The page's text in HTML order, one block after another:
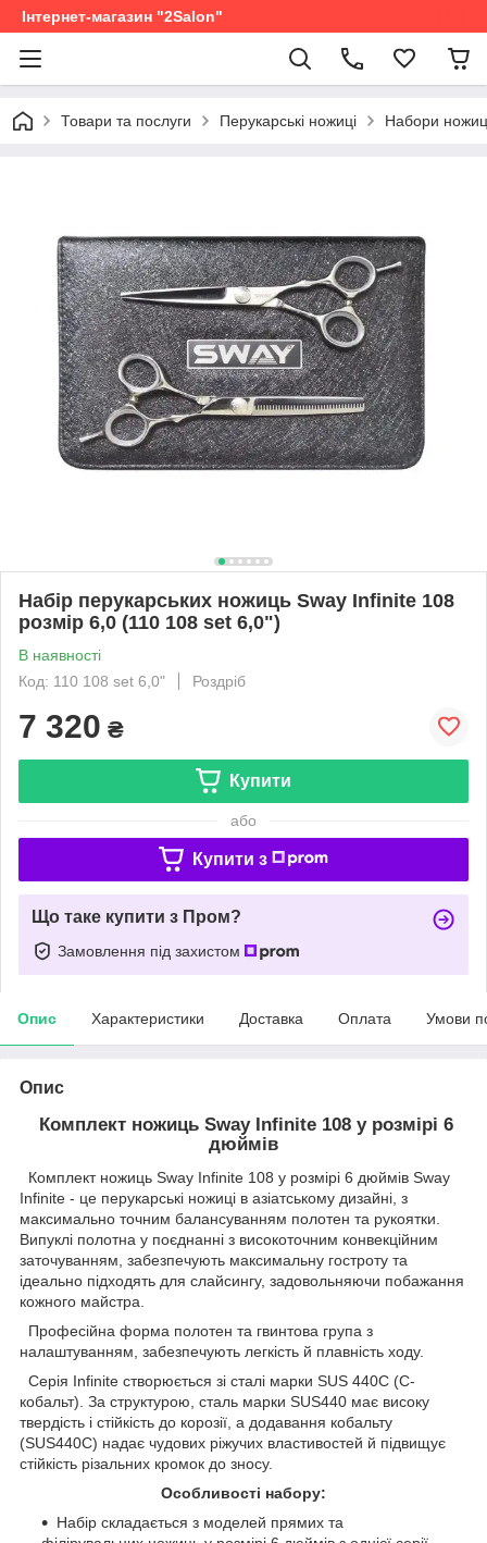
Інтернет-магазин "2Salon"
Товари та послуги Перукарські ножиці Набори
Набір перукарських ножиць Sway Infinite 108
розмір 6,0 (110 108 set 6,0")
В наявності
Код: 110 108 set 6,0"
Роздріб
7 320 ₴
Купити
або
Купити з
Що таке купити з Пром?
Замовлення під захистом
Опис Характеристики Доставка Оплата Умови
Опис
Комплект ножиць Sway Infinite 108 у розмірі 6
дюймів
Комплект ножиць Sway Infinite 108 у розмірі 6 дюймів Sway
Infinite - це перукарські ножиці в азіатському дизайні, з
максимально точним балансуванням полотен та рукоятки.
Випуклі полотна у поєднанні з високоточним конвекційним
заточуванням, забезпечують максимальну гостроту та
ідеально підходять для слайсингу, задовольняючи побажання
кожного майстра.
Професійна форма полотен та гвинтова група з
налаштуванням, забезпечують легкість й плавність ходу.
Серія Infinite створюється зі сталі марки SUS 440C (С-
кобальт). За структурою, сталь марки SUS440 має високу
твердість і стійкість до корозії, а додавання кобальту
(SUS440С) надає чудових ріжучих властивостей й підвищує
стійкість різальних кромок до зносу.
Особливості набору:
Набір складається з моделей прямих та